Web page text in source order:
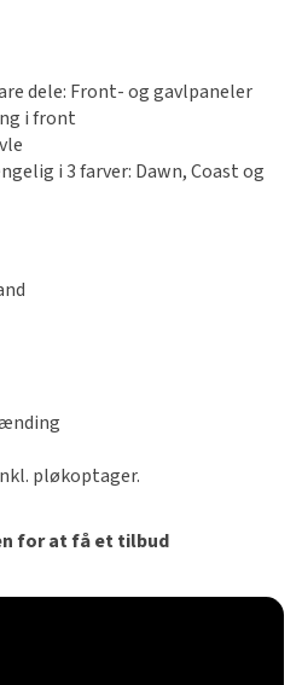
dele: Front- og gavlpaneler
i front
i 3 farver: Dawn, Coast og
pløkoptager.
for at få et tilbud